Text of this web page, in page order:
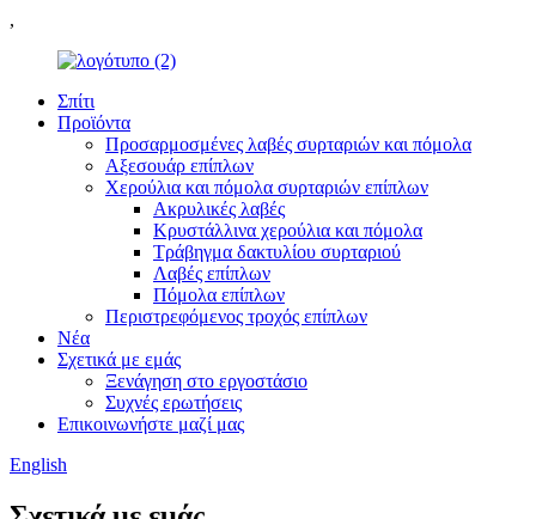
,
Σπίτι
Προϊόντα
Προσαρμοσμένες λαβές συρταριών και πόμολα
Αξεσουάρ επίπλων
Χερούλια και πόμολα συρταριών επίπλων
Ακρυλικές λαβές
Κρυστάλλινα χερούλια και πόμολα
Τράβηγμα δακτυλίου συρταριού
Λαβές επίπλων
Πόμολα επίπλων
Περιστρεφόμενος τροχός επίπλων
Νέα
Σχετικά με εμάς
Ξενάγηση στο εργοστάσιο
Συχνές ερωτήσεις
Επικοινωνήστε μαζί μας
English